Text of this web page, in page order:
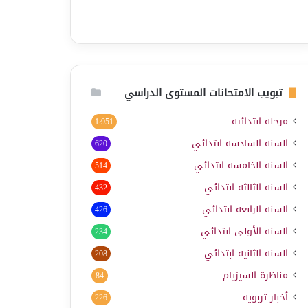
تبويب الامتحانات المستوى الدراسي
مرحلة ابتدائية 1٬951
السنة السادسة ابتدائي 620
السنة الخامسة ابتدائي 514
السنة الثالثة ابتدائي 432
السنة الرابعة ابتدائي 426
السنة الأولى ابتدائي 234
السنة الثانية ابتدائي 208
مناظرة السيزيام 84
أخبار تربوية 226